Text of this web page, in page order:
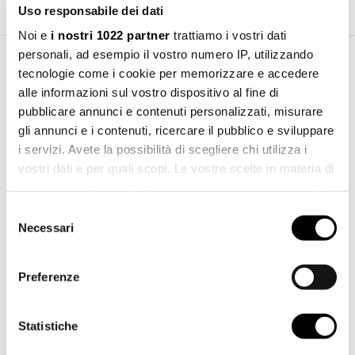
Uso responsabile dei dati
Noi e i nostri 1022 partner trattiamo i vostri dati
personali, ad esempio il vostro numero IP, utilizzando
tecnologie come i cookie per memorizzare e accedere
alle informazioni sul vostro dispositivo al fine di
pubblicare annunci e contenuti personalizzati, misurare
gli annunci e i contenuti, ricercare il pubblico e sviluppare
i servizi. Avete la possibilità di scegliere chi utilizza i
vostri dati e per quali scopi. Le vostre scelte in materia di
modificare o revocare il proprio consenso in qualsiasi
momento dalla Dichiarazione sui cookie o facendo clic
raccogliere informazioni sulla tua posizione
geografica, con un'approssimazione di qualche
delNecessari
Preferenze
Statistiche
Area Download
Manuale d'installazione
pdf 668.82 KB
Scarica